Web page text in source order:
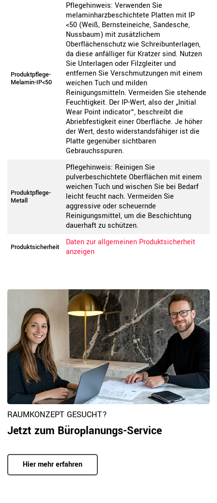
Produktpflege-
Melamin-IP<50
Pflegehinweis: Verwenden Sie
melaminharzbeschichtete Platten mit IP
<50 (Weiß, Bernsteineiche, Sandesche,
Nussbaum) mit zusätzlichem
Oberflächenschutz wie Schreibunterlagen,
da diese anfälliger für Kratzer sind. Nutzen
Sie Unterlagen oder Filzgleiter und
entfernen Sie Verschmutzungen mit einem
weichen Tuch und milden
Reinigungsmitteln. Vermeiden Sie stehende
Feuchtigkeit. Der IP-Wert, also der „Initial
Wear Point indicator“, beschreibt die
Abriebfestigkeit einer Oberfläche. Je höher
der Wert, desto widerstandsfähiger ist die
Platte gegenüber sichtbaren
Gebrauchsspuren.
Produktpflege-
Metall
Pflegehinweis: Reinigen Sie
pulverbeschichtete Oberflächen mit einem
weichen Tuch und wischen Sie bei Bedarf
leicht feucht nach. Vermeiden Sie
aggressive oder scheuernde
Reinigungsmittel, um die Beschichtung
dauerhaft zu schützen.
Produktsicherheit
Daten zur allgemeinen Produktsicherheit
anzeigen
RAUMKONZEPT GESUCHT?
Jetzt zum Büroplanungs-Service
Hier mehr erfahren